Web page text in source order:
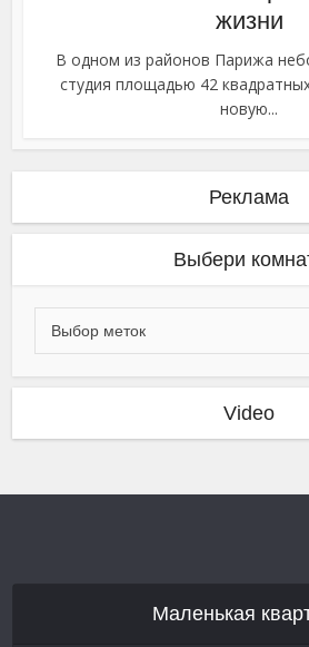
жизни
В одном из районов Парижа
студия площадью 42
новую...
Реклама
Выбери
Video
Маленькая